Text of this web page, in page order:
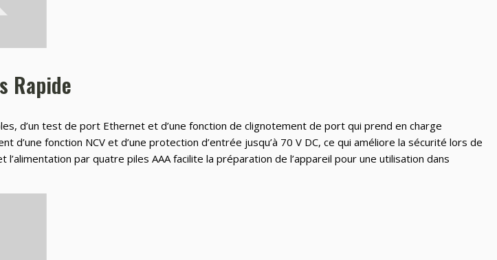
Rapide
d’un test de port Ethernet et d’une fonction de clignotement de port qui prend en charge
fonction NCV et d’une protection d’entrée jusqu’à 70 V DC, ce qui améliore la sécurité lors de
par quatre piles AAA facilite la préparation de l’appareil pour une utilisation dans